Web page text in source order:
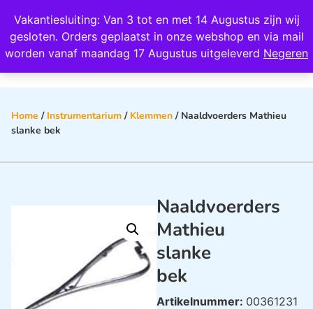
Vakantiesluiting: Van 3 tot en met 14 Augustus zijn wij
gesloten. Orders geplaatst in onze webshop en via mail
worden vanaf maandag 17 Augustus uitgeleverd Negeren
Wij scoren een 4,8 op Google
Home / Instrumentarium / Klemmen / Naaldvoerders Mathieu
slanke bek
Naaldvoerders
Mathieu
slanke
bek
Artikelnummer: 00361231